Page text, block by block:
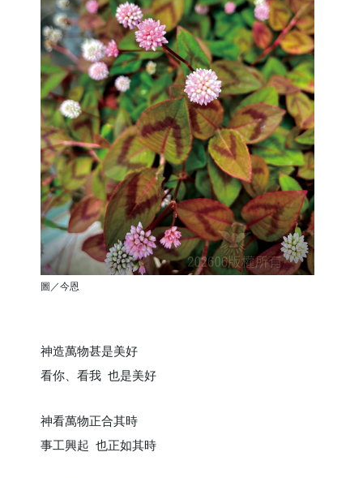
圖／今恩
神造萬物甚是美好
看你、看我 也是美好
神看萬物正合其時
事工興起 也正如其時